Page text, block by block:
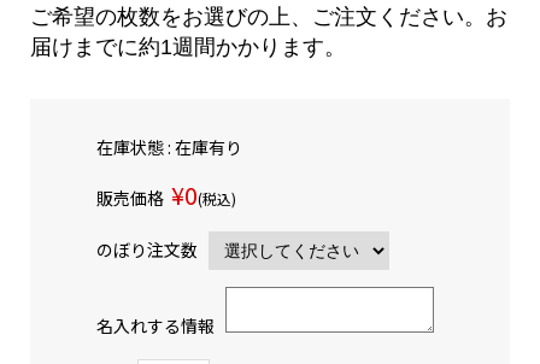
ご希望の枚数をお選びの上、ご注文ください。お
届けまでに約1週間かかります。
在庫状態 : 在庫有り
販売価格 ¥0(税込)
のぼり注文数
名入れする情報